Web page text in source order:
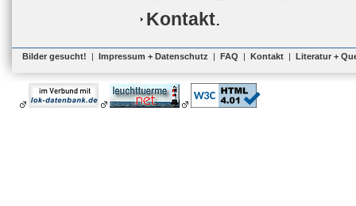
Kontakt.
Bilder gesucht! | Impressum + Datenschutz | FAQ | Kontakt | Literatur +